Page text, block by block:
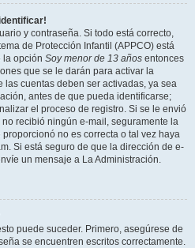
y contraseña. Si todo está correcto,
de Protección Infantil (APPCO) está
la opción Soy menor de 13 años entonces
que se le darán para activar la
las cuentas deben ser activadas, ya sea
antes de que pueda identificarse;
el proceso de registro. Si se le envió
recibió ningún e-mail, seguramente la
no es correcta o tal vez haya
Si está seguro de que la dirección de e-
un mensaje a La Administración.
puede suceder. Primero, asegúrese de
se encuentren escritos correctamente.